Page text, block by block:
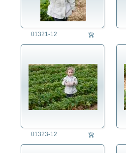
01321-12
01323-12